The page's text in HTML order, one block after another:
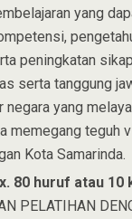
yang
peningkatan
serta tanggung
negara yang
memegang teguh
Kota Samarinda.
80 huruf atau 10
PELATIHAN